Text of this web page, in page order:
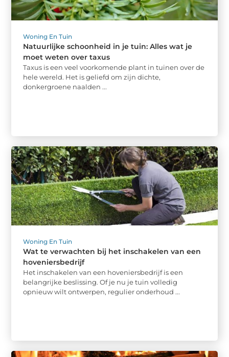
Woning En Tuin
Natuurlijke schoonheid in je tuin: Alles wat je
moet weten over taxus
Taxus is een veel voorkomende plant in tuinen over de
hele wereld. Het is geliefd om zijn dichte,
donkergroene naalden ...
Woning En Tuin
Wat te verwachten bij het inschakelen van een
hoveniersbedrijf
Het inschakelen van een hoveniersbedrijf is een
belangrijke beslissing. Of je nu je tuin volledig
opnieuw wilt ontwerpen, regulier onderhoud ...